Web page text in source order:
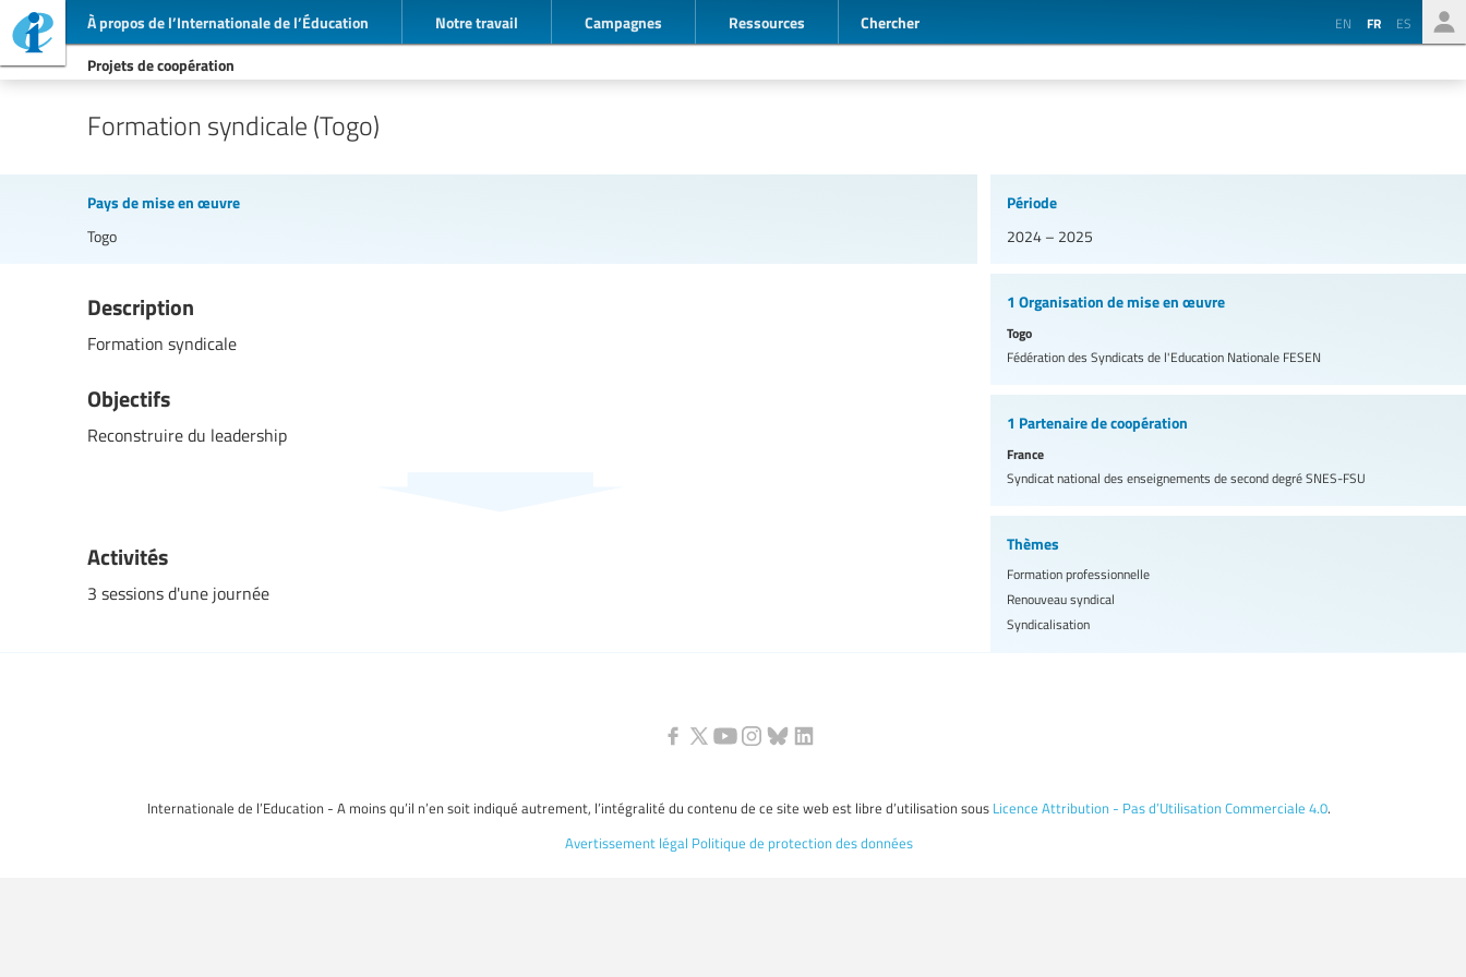
À propos de l’Internationale de l’Éducation Notre travail Campagnes Ressources Chercher EN FR ES
Projets de coopération
Formation syndicale (Togo)
Pays de mise en œuvre
Togo
Description
Formation syndicale
Objectifs
Reconstruire du leadership
Activités
3 sessions d'une journée
Période
2024 – 2025
1 Organisation de mise en œuvre
Togo
Fédération des Syndicats de l'Education Nationale FESEN
1 Partenaire de coopération
France
Syndicat national des enseignements de second degréSNES-FSU
Thèmes
Formation professionnelle
Renouveau syndical
Syndicalisation
Internationale de l’Education - A moins qu’il n’en soit indiqué autrement, l’intégralité du contenu de ce site web est libre d’utilisation sous Licence Attribution - Pas d’Utilisation Commerciale 4.0.
Avertissement légal Politique de protection des données